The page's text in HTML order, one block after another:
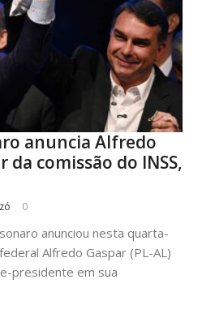
anuncia Alfredo
da comissão do INSS,
0
anunciou nesta quarta-
Alfredo Gaspar (PL-AL)
presidente em sua